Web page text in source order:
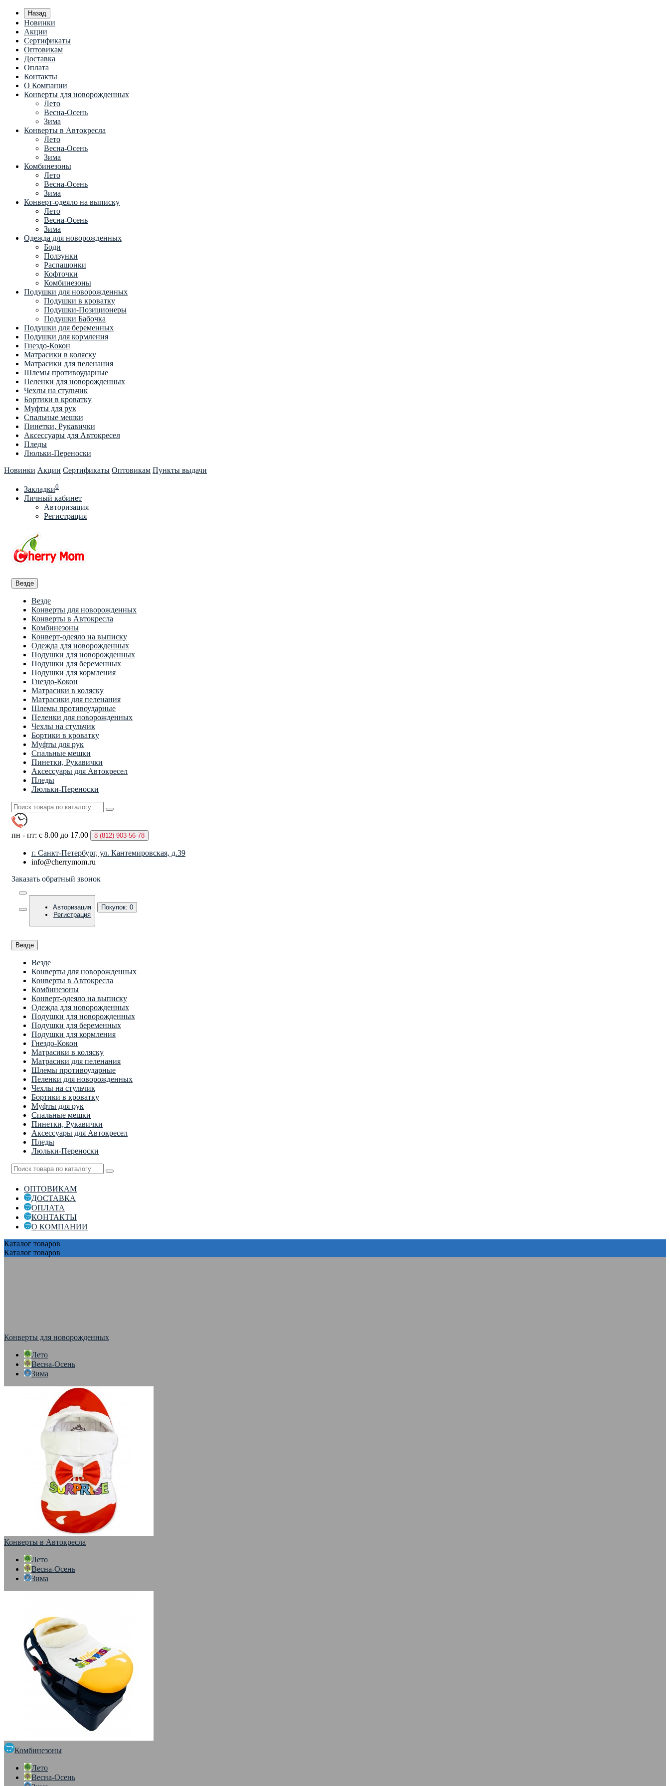
Назад
Новинки
Акции
Сертификаты
Оптовикам
Доставка
Оплата
Контакты
О Компании
Конверты для новорожденных
Лето
Весна-Осень
Зима
Конверты в Автокресла
Лето
Весна-Осень
Зима
Комбинезоны
Лето
Весна-Осень
Зима
Конверт-одеяло на выписку
Лето
Весна-Осень
Зима
Одежда для новорожденных
Боди
Ползунки
Распашонки
Кофточки
Комбинезоны
Подушки для новорожденных
Подушки в кроватку
Подушки-Позиционеры
Подушки Бабочка
Подушки для беременных
Подушки для кормления
Гнездо-Кокон
Матрасики в коляску
Матрасики для пеленания
Шлемы противоударные
Пеленки для новорожденных
Чехлы на стульчик
Бортики в кроватку
Муфты для рук
Спальные мешки
Пинетки, Рукавички
Аксессуары для Автокресел
Пледы
Люльки-Переноски
Новинки Акции Сертификаты Оптовикам Пункты выдачи
Закладки0
Личный кабинет
Авторизация
Регистрация
Везде
Везде
Конверты для новорожденных
Конверты в Автокресла
Комбинезоны
Конверт-одеяло на выписку
Одежда для новорожденных
Подушки для новорожденных
Подушки для беременных
Подушки для кормления
Гнездо-Кокон
Матрасики в коляску
Матрасики для пеленания
Шлемы противоударные
Пеленки для новорожденных
Чехлы на стульчик
Бортики в кроватку
Муфты для рук
Спальные мешки
Пинетки, Рукавички
Аксессуары для Автокресел
Пледы
Люльки-Переноски
пн - пт: с 8.00 до 17.00 8 (812) 903-56-78
г. Санкт-Петербург, ул. Кантемировская, д.39
info@cherrymom.ru
Заказать обратный звонок
Авторизация
Регистрация
Покупок: 0
Везде
Везде
Конверты для новорожденных
Конверты в Автокресла
Комбинезоны
Конверт-одеяло на выписку
Одежда для новорожденных
Подушки для новорожденных
Подушки для беременных
Подушки для кормления
Гнездо-Кокон
Матрасики в коляску
Матрасики для пеленания
Шлемы противоударные
Пеленки для новорожденных
Чехлы на стульчик
Бортики в кроватку
Муфты для рук
Спальные мешки
Пинетки, Рукавички
Аксессуары для Автокресел
Пледы
Люльки-Переноски
ОПТОВИКАМ
ДОСТАВКА
ОПЛАТА
КОНТАКТЫ
О КОМПАНИИ
Каталог товаров
Каталог товаров
Конверты для новорожденных
Лето
Весна-Осень
Зима
Конверты в Автокресла
Лето
Весна-Осень
Зима
Комбинезоны
Лето
Весна-Осень